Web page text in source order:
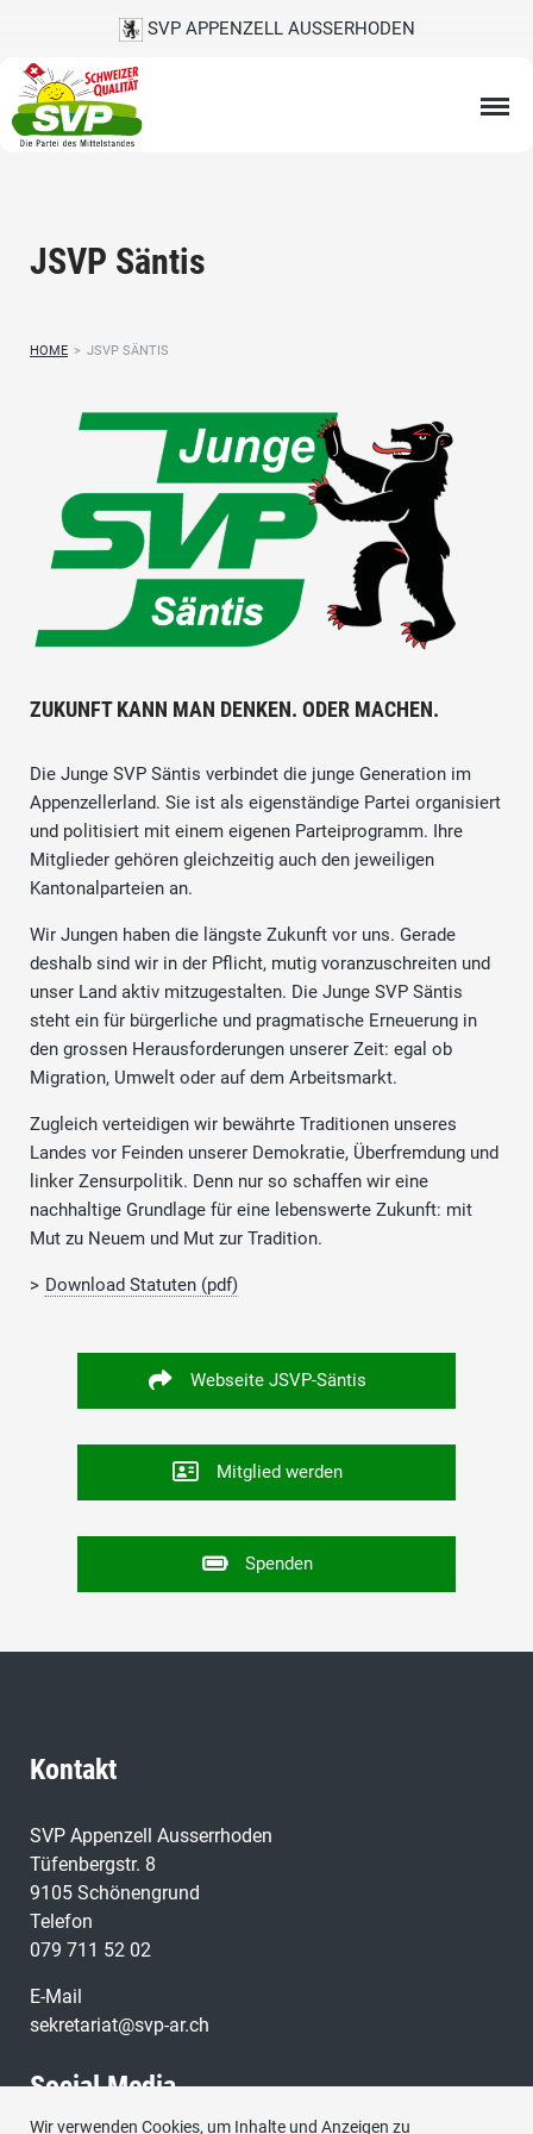
SVP APPENZELL AUSSERHODEN
JSVP Säntis
HOME > JSVP SÄNTIS
ZUKUNFT KANN MAN DENKEN. ODER MACHEN.
Die Junge SVP Säntis verbindet die junge Generation im
Appenzellerland. Sie ist als eigenständige Partei organisiert
und politisiert mit einem eigenen Parteiprogramm. Ihre
Mitglieder gehören gleichzeitig auch den jeweiligen
Kantonalparteien an.
Wir Jungen haben die längste Zukunft vor uns. Gerade
deshalb sind wir in der Pflicht, mutig voranzuschreiten und
unser Land aktiv mitzugestalten. Die Junge SVP Säntis
steht ein für bürgerliche und pragmatische Erneuerung in
den grossen Herausforderungen unserer Zeit: egal ob
Migration, Umwelt oder auf dem Arbeitsmarkt.
Zugleich verteidigen wir bewährte Traditionen unseres
Landes vor Feinden unserer Demokratie, Überfremdung und
linker Zensurpolitik. Denn nur so schaffen wir eine
nachhaltige Grundlage für eine lebenswerte Zukunft: mit
Mut zu Neuem und Mut zur Tradition.
> Download Statuten (pdf)
Webseite JSVP-Säntis
Mitglied werden
Spenden
Kontakt
SVP Appenzell Ausserrhoden
Tüfenbergstr. 8
9105 Schönengrund
Telefon
079 711 52 02
E-Mail
sekretariat@svp-ar.ch
Social Media
Wir verwenden Cookies, um Inhalte und Anzeigen zu